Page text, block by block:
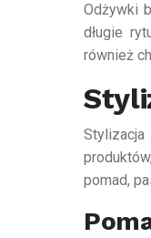
Odżywki
długie
również
Stylizacja
pomad,